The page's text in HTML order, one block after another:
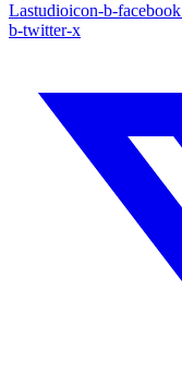
Lastudioicon-b-facebook
b-twitter-x